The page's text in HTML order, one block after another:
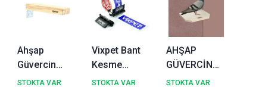
Ahşap
Güvercin
Tünek ST 4 x
STOKTA VAR
Vixpet Bant
Kesme
Aparatı Bant-
STOKTA VAR
AHŞAP
GÜVERCİN
TÜNEĞİ
STOKTA VAR